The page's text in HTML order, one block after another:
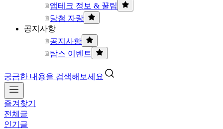
앱테크 정보 & 꿀팁
당첨 자랑
공지사항
공지사항
탐스 이벤트
궁금한 내용을 검색해보세요
즐겨찾기
전체글
인기글